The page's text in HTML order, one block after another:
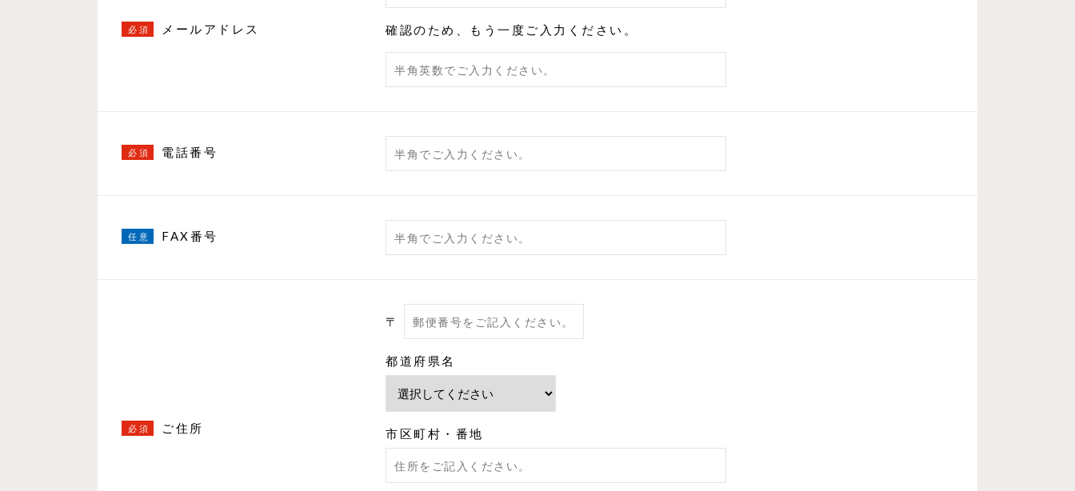
メールアドレス 確認のため、もう一度ご入力ください。
電話番号
FAX番号
ご住所
〒
都道府県名
市区町村・番地